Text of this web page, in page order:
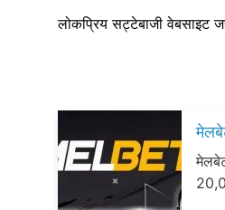
लोकप्रिय सट्टेबाजी वेबसाइट